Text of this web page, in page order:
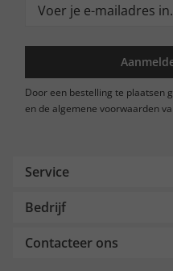
Door een bestelling te plaatsen
en de algemene voorwaarden
Service
Bedrijf
Contacteer ons